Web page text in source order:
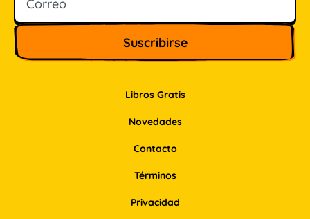
Libros Gratis
Novedades
Contacto
Términos
Privacidad